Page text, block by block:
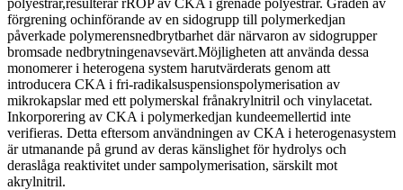
förgrening ochinförande av en sidogrupp till polymerkedjan
påverkade polymerensnedbrytbarhet där närvaron av sidogrupper
bromsade nedbrytningenavsevärt.Möjligheten att använda dessa
monomerer i heterogena system harutvärderats genom att
introducera CKA i fri-radikalsuspensionspolymerisation av
mikrokapslar med ett polymerskal frånakrylnitril och vinylacetat.
Inkorporering av CKA i polymerkedjan kundeemellertid inte
verifieras. Detta eftersom användningen av CKA i heterogenasystem
är utmanande på grund av deras känslighet för hydrolys och
deraslåga reaktivitet under sampolymerisation, särskilt mot
akrylnitril.